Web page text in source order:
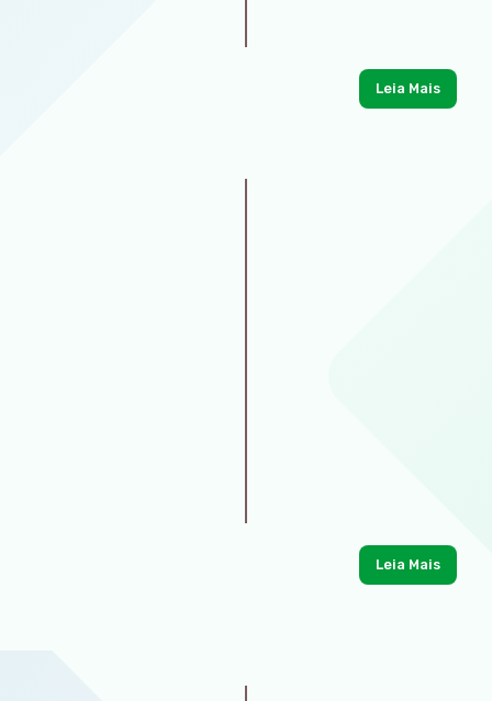
Leia Mais
Leia Mais